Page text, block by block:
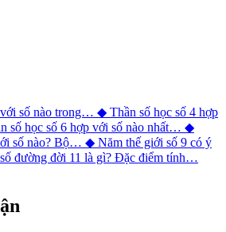
số nào trong… ◆ Thần số học số 4 hợp
số học số 6 hợp với số nào nhất… ◆
số nào? Bộ… ◆ Năm thế giới số 9 có ý
đường đời 11 là gì? Đặc điểm tính…